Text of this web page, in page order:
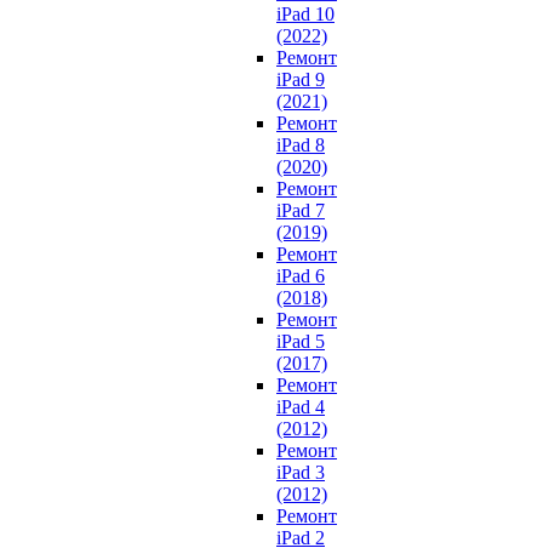
iPad 10
(2022)
Ремонт
iPad 9
(2021)
Ремонт
iPad 8
(2020)
Ремонт
iPad 7
(2019)
Ремонт
iPad 6
(2018)
Ремонт
iPad 5
(2017)
Ремонт
iPad 4
(2012)
Ремонт
iPad 3
(2012)
Ремонт
iPad 2